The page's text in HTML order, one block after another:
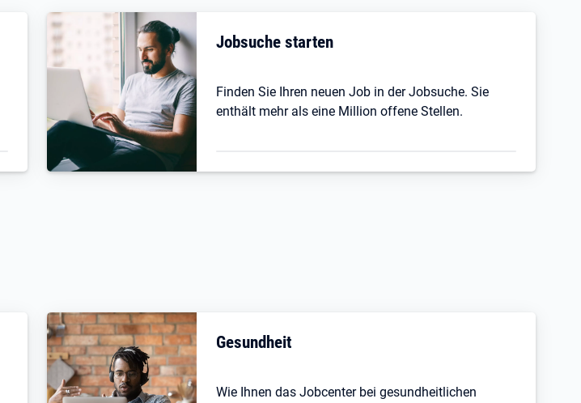
Jobsuche starten
Finden Sie Ihren neuen Job in der Jobsuche. Sie
enthält mehr als eine Million offene Stellen.
Gesundheit
Wie Ihnen das Jobcenter bei gesundheitlichen